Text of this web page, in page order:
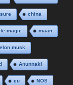
china
magie maan
elon musk
Anunnaki
eu NOS